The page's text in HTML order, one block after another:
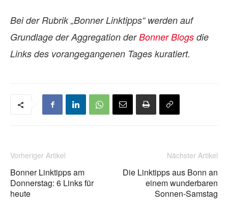
Bei der Rubrik „Bonner Linktipps“ werden auf
Grundlage der Aggregation derBonner Blogs die
Links des vorangegangenen Tages kuratiert.
Vorheriger Artikel
Bonner Linktipps am
Donnerstag: 6 Links für
heute
Nächster Artikel
Die Linktipps aus Bonn an
einem wunderbaren
Sonnen-Samstag